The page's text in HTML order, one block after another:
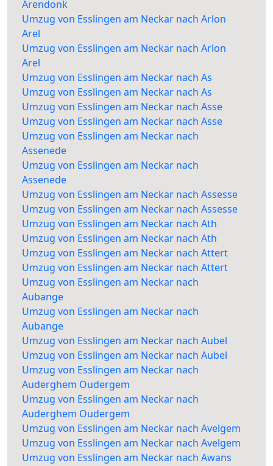
Arendonk
Umzug von Esslingen am Neckar nach Arlon
Arel
Umzug von Esslingen am Neckar nach Arlon
Arel
Umzug von Esslingen am Neckar nach As
Umzug von Esslingen am Neckar nach As
Umzug von Esslingen am Neckar nach Asse
Umzug von Esslingen am Neckar nach Asse
Umzug von Esslingen am Neckar nach
Assenede
Umzug von Esslingen am Neckar nach
Assenede
Umzug von Esslingen am Neckar nach Assesse
Umzug von Esslingen am Neckar nach Assesse
Umzug von Esslingen am Neckar nach Ath
Umzug von Esslingen am Neckar nach Ath
Umzug von Esslingen am Neckar nach Attert
Umzug von Esslingen am Neckar nach Attert
Umzug von Esslingen am Neckar nach
Aubange
Umzug von Esslingen am Neckar nach
Aubange
Umzug von Esslingen am Neckar nach Aubel
Umzug von Esslingen am Neckar nach Aubel
Umzug von Esslingen am Neckar nach
Auderghem Oudergem
Umzug von Esslingen am Neckar nach
Auderghem Oudergem
Umzug von Esslingen am Neckar nach Avelgem
Umzug von Esslingen am Neckar nach Avelgem
Umzug von Esslingen am Neckar nach Awans